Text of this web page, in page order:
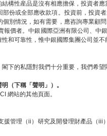
構性産品是沒有相應擔保，投資者
份或全部應收款項。投資前，投資
別情況，如有需要，應咨詢專業顧
報價者。中銀國際亞洲有限公司、
和可靠性，惟中銀國際集團公司並
下的私隱對我們十分重要，我們希
（下稱「聲明」）。
網站的其他頁面。
援管理（ii）研究及開發理財產品（